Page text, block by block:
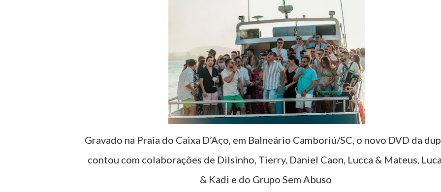
Gravado na Praia do Caixa D’Aço, em Balneário Camboriú/SC, o novo DVD da
contou com colaborações de Dilsinho, Tierry, Daniel Caon, Lucca & Mateus,
& Kadi e do Grupo Sem Abuso